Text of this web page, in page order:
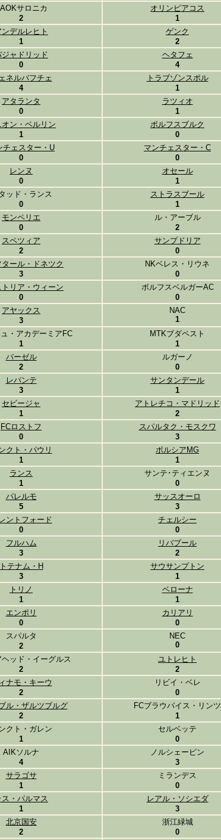
サロニカ
2
オリンピアコス
1
ンデルレヒト
1
ゲンク
2
ジャドリッド
0
ヘタフェ
4
ネルバフチェ
4
トラブゾンスポル
1
アタランタ
0
ラツィオ
1
オン・ベルリン
1
ボルフスブルク
0
チェスター・U
0
マンチェスター・C
0
レンヌ
0
オセール
1
ッド・ランス
0
ストラスブール
1
モンペリエ
0
ル・アーブル
2
スペツィア
2
サンプドリア
0
タール・ドネツク
3
NKベレス・リウネ
0
トリア・ウィーン
0
ボルフスベルガーAC
0
アヤックス
3
NAC
1
・アカデーミアFC
1
MTKブダペスト
1
バーゼル
2
ルガーノ
0
レバンテ
3
サンタンデール
1
セビージャ
1
アトレチコ・マドリッド
2
FCロストフ
0
スパルタク・モスクワ
3
クト・パウリ
1
ボルシアMG
1
ランス
1
サンテ･ティエンヌ
0
パレルモ
5
サッスオーロ
3
ントフォード
0
チェルシー
0
フルハム
3
リバプール
2
トテナム・H
3
サウサンプトン
1
トリノ
1
ベローナ
1
エンポリ
0
カリアリ
0
スパルタ
2
NEC
0
ヘッド・イーグルス
2
ユトレヒト
2
ナモ・キーウ
2
リビイ・ベレ
0
ル・ザルツブルグ
2
FCブラウバイス・リンツ
1
クト・ガレン
1
セルベッテ
0
AIKソルナ
4
ノルシェーピン
3
サラゴサ
1
ミランデス
0
ス・パルマス
1
レアル・ソシエダ
3
北京国安
2
浙江緑城
0